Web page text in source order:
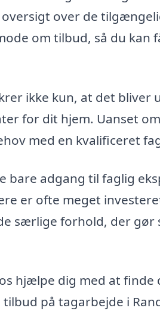
over de
om tilbud, så du kan
ikke kun, at det bliver
for dit hjem. Uanset
med en kvalificeret
bare adgang til faglig
er ofte meget
særlige forhold, der gør
hjælpe dig med at finde
på tagarbejde i